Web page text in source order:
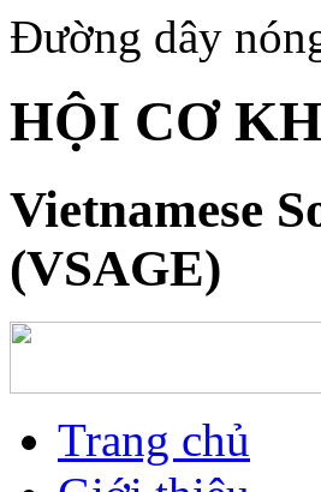
Đường dây
HỘI CƠ
Vietnamese
(VSAGE)
Trang chủ